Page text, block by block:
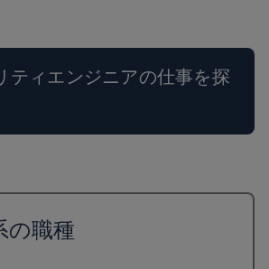
ティエンジニアの仕事を探
の職種